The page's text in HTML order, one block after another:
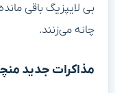
بی لایپزیگ باقی
چانه می‌زنند.
مذاکرات جدید